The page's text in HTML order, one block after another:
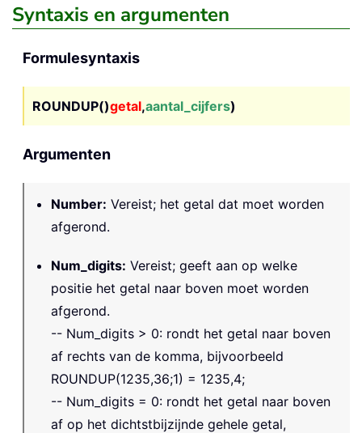
Syntaxis en argumenten
Formulesyntaxis
ROUNDUP()getal,aantal_cijfers)
Argumenten
Number: Vereist; het getal dat moet worden
afgerond.
Num_digits: Vereist; geeft aan op welke
positie het getal naar boven moet worden
afgerond.
-- Num_digits > 0: rondt het getal naar boven
af rechts van de komma, bijvoorbeeld
ROUNDUP(1235,36;1) = 1235,4;
-- Num_digits = 0: rondt het getal naar boven
af op het dichtstbijzijnde gehele getal,